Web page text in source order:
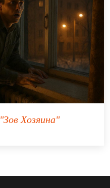
"Зов Хозяина"